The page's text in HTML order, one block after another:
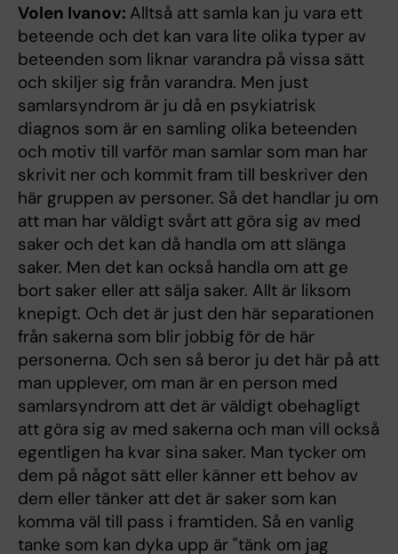
Volen Ivanov: Alltså att samla kan ju vara ett
beteende och det kan vara lite olika typer av
beteenden som liknar varandra på vissa sätt
och skiljer sig från varandra. Men just
samlarsyndrom är ju då en psykiatrisk
diagnos som är en samling olika beteenden
och motiv till varför man samlar som man har
skrivit ner och kommit fram till beskriver den
här gruppen av personer. Så det handlar ju om
att man har väldigt svårt att göra sig av med
saker och det kan då handla om att slänga
saker. Men det kan också handla om att ge
bort saker eller att sälja saker. Allt är liksom
knepigt. Och det är just den här separationen
från sakerna som blir jobbig för de här
personerna. Och sen så beror ju det här på att
man upplever, om man är en person med
samlarsyndrom att det är väldigt obehagligt
att göra sig av med sakerna och man vill också
egentligen ha kvar sina saker. Man tycker om
dem på något sätt eller känner ett behov av
dem eller tänker att det är saker som kan
komma väl till pass i framtiden. Så en vanlig
tanke som kan dyka upp är "tänk om jag